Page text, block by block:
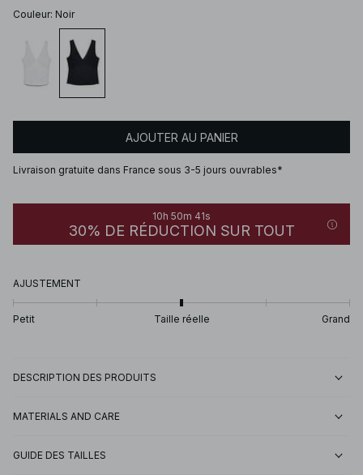
Couleur: Noir
AJOUTER AU PANIER
Livraison gratuite dans France sous 3-5 jours ouvrables*
10h 50m 41s
30% DE RÉDUCTION SUR TOUT
AJUSTEMENT
Petit Taille réelle Grand
DESCRIPTION DES PRODUITS
MATERIALS AND CARE
GUIDE DES TAILLES